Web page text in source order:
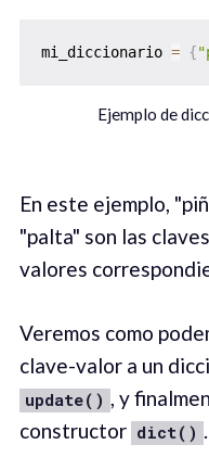
mi_diccionario = {
Ejemplo de
En este ejemplo,
"palta" son las
valores
Veremos como
clave-valor a un
update() , y
constructor dict() .